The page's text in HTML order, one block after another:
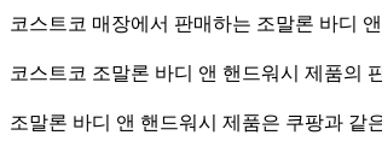
코스트코 매장에서 판매하는 조말론 바디
코스트코 조말론 바디 앤 핸드워시 제품의
조말론 바디 앤 핸드워시 제품은 쿠팡과 같